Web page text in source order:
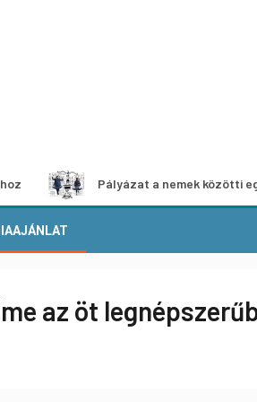
Pályázat a nemek közötti egyenlőség
az öt